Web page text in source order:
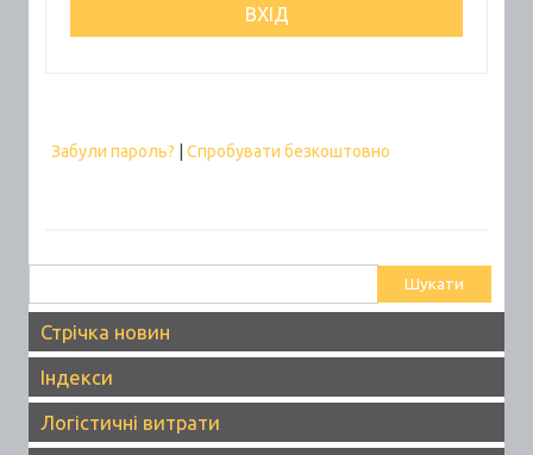
Забули пароль? Спробувати безкоштовно
Стрічка новин
Індекси
Логістичні витрати